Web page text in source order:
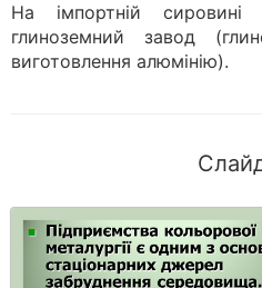
На імпортній сировині
глиноземний завод
виготовлення алюмінію).